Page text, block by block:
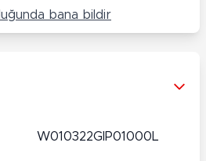
bana bildir
W010322GIP01000L